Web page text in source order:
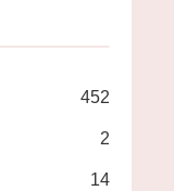
452
2
14